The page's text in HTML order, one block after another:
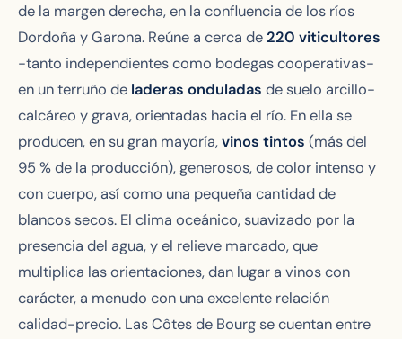
de la margen derecha, en la confluencia de los ríos
Dordoña y Garona. Reúne a cerca de220 viticultores
-tanto independientes como bodegas cooperativas-
en un terruño de laderas onduladas de suelo arcillo-
calcáreo y grava, orientadas hacia el río. En ella se
producen, en su gran mayoría,vinos tintos (más del
95 % de la producción), generosos, de color intenso y
con cuerpo, así como una pequeña cantidad de
blancos secos. El clima oceánico, suavizado por la
presencia del agua, y el relieve marcado, que
multiplica las orientaciones, dan lugar a vinos con
carácter, a menudo con una excelente relación
calidad-precio. Las Côtes de Bourg se cuentan entre